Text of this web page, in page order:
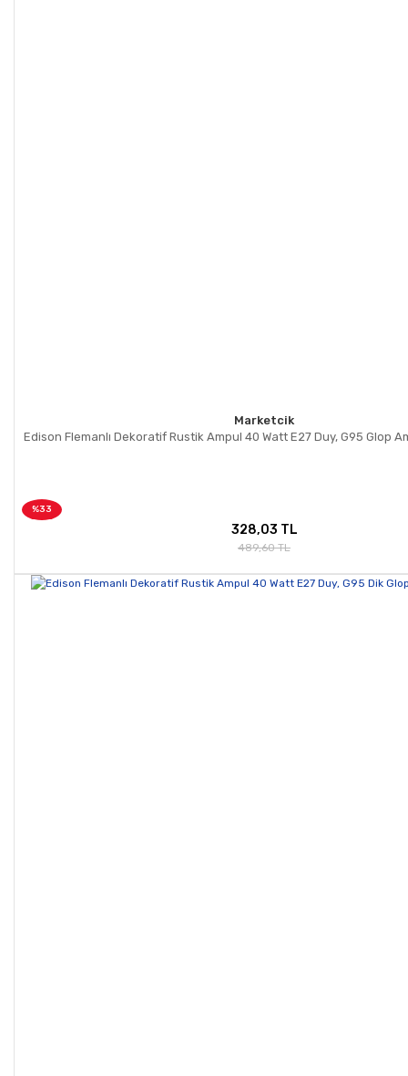
Marketcik
Edison Flemanlı Dekoratif Rustik Ampul 40 Watt E27 Duy, G95 Glop
%33
328,03 TL
489,60 TL